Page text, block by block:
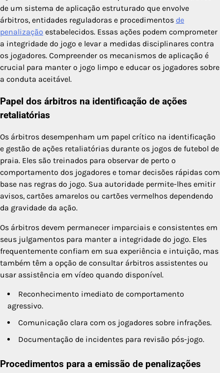
de um sistema de aplicação estruturado que envolve
árbitros, entidades reguladoras e procedimentos de
penalização estabelecidos. Essas ações podem comprometer
a integridade do jogo e levar a medidas disciplinares contra
os jogadores. Compreender os mecanismos de aplicação é
crucial para manter o jogo limpo e educar os jogadores sobre
a conduta aceitável.
Papel dos árbitros na identificação de ações
retaliatórias
Os árbitros desempenham um papel crítico na identificação
e gestão de ações retaliatórias durante os jogos de futebol de
praia. Eles são treinados para observar de perto o
comportamento dos jogadores e tomar decisões rápidas com
base nas regras do jogo. Sua autoridade permite-lhes emitir
avisos, cartões amarelos ou cartões vermelhos dependendo
da gravidade da ação.
Os árbitros devem permanecer imparciais e consistentes em
seus julgamentos para manter a integridade do jogo. Eles
frequentemente confiam em sua experiência e intuição, mas
também têm a opção de consultar árbitros assistentes ou
usar assistência em vídeo quando disponível.
Reconhecimento imediato de comportamento
agressivo.
Comunicação clara com os jogadores sobre infrações.
Documentação de incidentes para revisão pós-jogo.
Procedimentos para a emissão de penalizações